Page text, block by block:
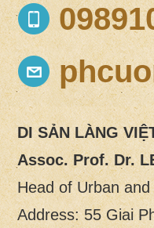
DI SẢN LÀNG
Assoc. Prof. Dr.
Head of Urban
Address: 55 Giai